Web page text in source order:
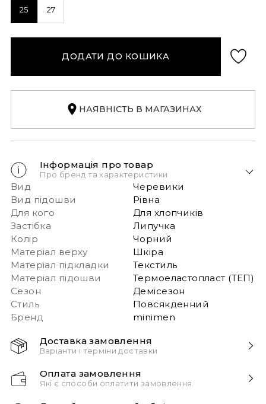
25 27
ДОДАТИ ДО КОШИКА
НАЯВНІСТЬ В МАГАЗИНАХ
Інформація про товар
Про бренд та характеристики
Вид
Черевики
Вид підошви
Рівна
Для кого
Для хлопчиків
Застібка
Липучка
Колір
Чорний
Матеріал верху
Шкіра
Матеріал підкладки
Текстиль
Матеріал підошви
Термоеластопласт (ТЕП)
Сезон
Демісезон
Стиль
Повсякденний
Бренд
minimen
Доставка замовлення
Варіанти і терміни доставки
моменту замовлення!
Звертаємо вашу увагу, якщо у в замовленні більше
одного товару – ми пакуємо їх окремо і
Оплата замовлення
Які є способи оплатити замовлення